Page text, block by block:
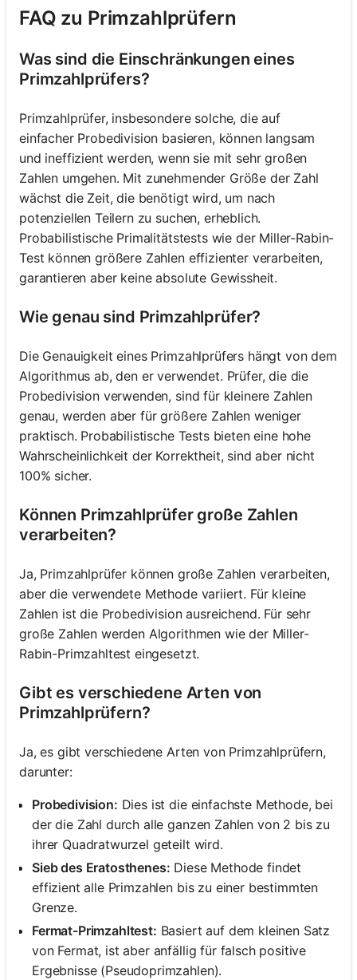
FAQ zu Primzahlprüfern
Was sind die Einschränkungen eines
Primzahlprüfers?
Primzahlprüfer, insbesondere solche, die auf
einfacher Probedivision basieren, können langsam
und ineffizient werden, wenn sie mit sehr großen
Zahlen umgehen. Mit zunehmender Größe der Zahl
wächst die Zeit, die benötigt wird, um nach
potenziellen Teilern zu suchen, erheblich.
Probabilistische Primalitätstests wie der Miller-Rabin-
Test können größere Zahlen effizienter verarbeiten,
garantieren aber keine absolute Gewissheit.
Wie genau sind Primzahlprüfer?
Die Genauigkeit eines Primzahlprüfers hängt von dem
Algorithmus ab, den er verwendet. Prüfer, die die
Probedivision verwenden, sind für kleinere Zahlen
genau, werden aber für größere Zahlen weniger
praktisch. Probabilistische Tests bieten eine hohe
Wahrscheinlichkeit der Korrektheit, sind aber nicht
100% sicher.
Können Primzahlprüfer große Zahlen
verarbeiten?
Ja, Primzahlprüfer können große Zahlen verarbeiten,
aber die verwendete Methode variiert. Für kleine
Zahlen ist die Probedivision ausreichend. Für sehr
große Zahlen werden Algorithmen wie der Miller-
Rabin-Primzahltest eingesetzt.
Gibt es verschiedene Arten von
Primzahlprüfern?
Ja, es gibt verschiedene Arten von Primzahlprüfern,
darunter:
Probedivision: Dies ist die einfachste Methode, bei
der die Zahl durch alle ganzen Zahlen von 2 bis zu
ihrer Quadratwurzel geteilt wird.
Sieb des Eratosthenes: Diese Methode findet
effizient alle Primzahlen bis zu einer bestimmten
Grenze.
Fermat-Primzahltest: Basiert auf dem kleinen Satz
von Fermat, ist aber anfällig für falsch positive
Ergebnisse (Pseudoprimzahlen).